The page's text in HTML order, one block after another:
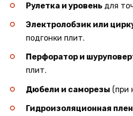
Рулетка и уровень для
Электролобзик или
подгонки плит.
Перфоратор и
плит.
Дюбели и саморезы (при
Гидроизоляционная